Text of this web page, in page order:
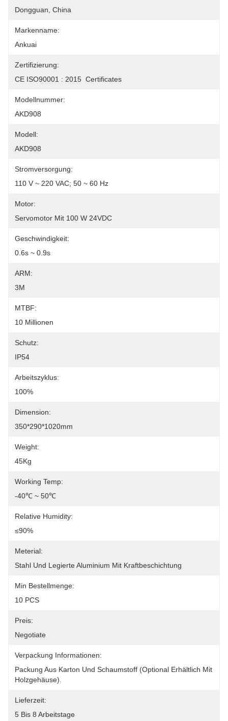
Dongguan, China
Markenname:
Ankuai
Zertifizierung:
CE ISO90001 : 2015  Certificates
Modellnummer:
AKD908
Modell:
AKD908
Stromversorgung:
110 V ~ 220 VAC; 50 ~ 60 Hz
Motor:
Servomotor Mit 100 W 24VDC
Geschwindigkeit:
0.6s ~ 0.9s
ARM:
3M
MTBF:
10 Millionen
Schutz:
IP54
Arbeitszyklus:
100%
Dimension:
350*290*1020mm
Weight:
45Kg
Working Temp:
-40℃ ~ 50℃
Relative Humidity:
≤90%
Meterial:
Stahl Und Legierte Aluminium Mit Kraftbeschichtung
Min Bestellmenge:
10 PCS
Preis:
Negotiate
Verpackung Informationen:
Packung Aus Karton Und Schaumstoff (optional Erhältlich Mit
Holzgehäuse).
Lieferzeit:
5 Bis 8 Arbeitstage